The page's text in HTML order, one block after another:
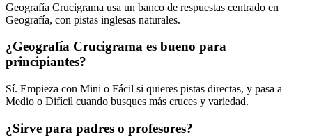
Geografía Crucigrama usa un banco de respuestas centrado en
Geografía, con pistas inglesas naturales.
¿Geografía Crucigrama es bueno para
principiantes?
Sí. Empieza con Mini o Fácil si quieres pistas directas, y pasa a
Medio o Difícil cuando busques más cruces y variedad.
¿Sirve para padres o profesores?